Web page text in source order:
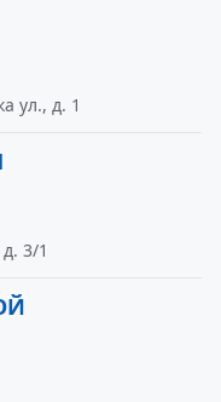
ул., д. 1
3/1